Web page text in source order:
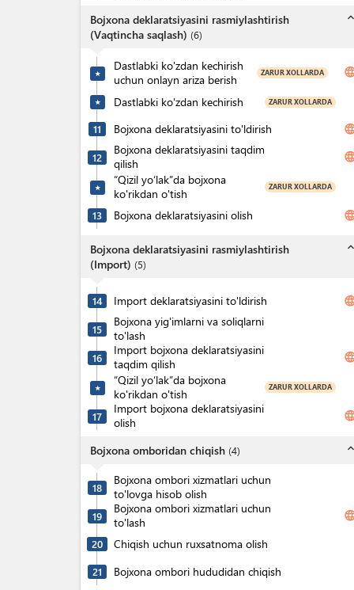
Bojxona deklaratsiyasini rasmiylashtirish
(Vaqtincha saqlash) (6)
★
Dastlabki ko'zdan kechirish
uchun onlayn ariza berish
ZARUR XOLLARDA
★ Dastlabki ko'zdan kechirish ZARUR XOLLARDA
11 Bojxona deklaratsiyasini to'ldirish
12
Bojxona deklaratsiyasini taqdim
qilish
★
“Qizil yo‘lak”da bojxona
ko'rikdan o'tish
ZARUR XOLLARDA
13 Bojxona deklaratsiyasini olish
Bojxona deklaratsiyasini rasmiylashtirish
(Import) (5)
14 Import deklaratsiyasini to'ldirish
15
Bojxona yig'imlarni va soliqlarni
to'lash
16
Import bojxona deklaratsiyasini
taqdim qilish
★
“Qizil yo‘lak”da bojxona
ko'rikdan o'tish
ZARUR XOLLARDA
17
Import bojxona deklaratsiyasini
olish
Bojxona omboridan chiqish (4)
18
Bojxona ombori xizmatlari uchun
to'lovga hisob olish
19
Bojxona ombori xizmatlari uchun
to'lash
20 Chiqish uchun ruxsatnoma olish
21 Bojxona ombori hududidan chiqish